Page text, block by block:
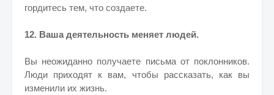
гордитесь тем, что создаете.
12. Ваша деятельность меняет людей.
Вы неожиданно получаете письма от поклонников.
Люди приходят к вам, чтобы рассказать, как вы
изменили их жизнь.